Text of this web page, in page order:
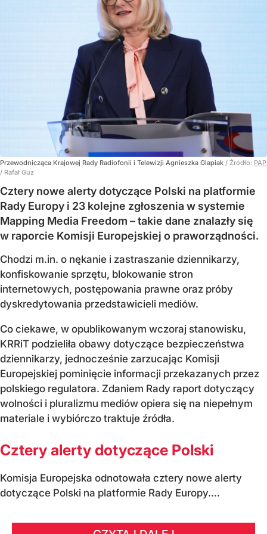
Przewodnicząca Krajowej Rady Radiofonii i Telewizji Agnieszka Glapiak / Źródło: PAP
/ Rafał Guz
Cztery nowe alerty dotyczące Polski na platformie
Rady Europy i 23 kolejne zgłoszenia w systemie
Mapping Media Freedom – takie dane znalazły się
w raporcie Komisji Europejskiej o praworządności.
Chodzi m.in. o nękanie i zastraszanie dziennikarzy,
konfiskowanie sprzętu, blokowanie stron
internetowych, postępowania prawne oraz próby
dyskredytowania przedstawicieli mediów.
Co ciekawe, w opublikowanym wczoraj stanowisku,
KRRiT podzieliła obawy dotyczące bezpieczeństwa
dziennikarzy, jednocześnie zarzucając Komisji
Europejskiej pominięcie informacji przekazanych przez
polskiego regulatora. Zdaniem Rady raport dotyczący
wolności i pluralizmu mediów opiera się na niepełnym
materiale i wybiórczo traktuje źródła.
Cztery alerty dotyczące Polski
Komisja Europejska odnotowała cztery nowe alerty
dotyczące Polski na platformie Rady Europy....